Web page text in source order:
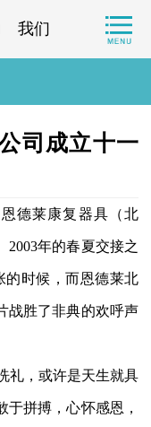
我们
司成立十一
德莱康复器具（北
年的春夏交接之
的时候，而恩德莱北
战胜了非典的欢呼声
礼，或许是天生就具
拼搏，心怀感恩，